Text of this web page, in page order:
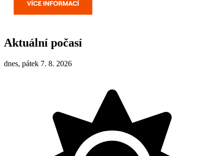
Aktuální počasí
dnes, pátek 7. 8. 2026